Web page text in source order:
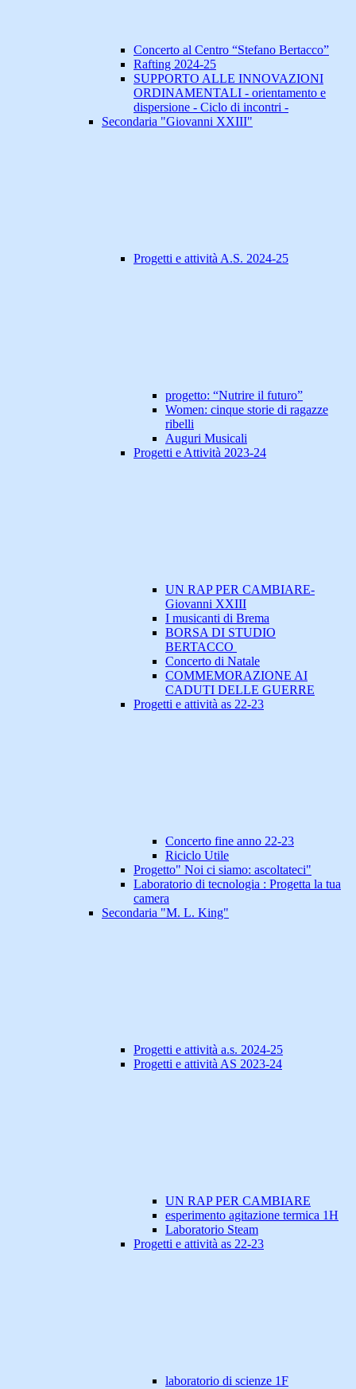
Concerto al Centro “Stefano Bertacco”
Rafting 2024-25
SUPPORTO ALLE INNOVAZIONI
ORDINAMENTALI - orientamento e
dispersione - Ciclo di incontri -
Secondaria "Giovanni XXIII"
Progetti e attività A.S. 2024-25
progetto: “Nutrire il futuro”
Women: cinque storie di ragazze
ribelli
Auguri Musicali
Progetti e Attività 2023-24
UN RAP PER CAMBIARE-
Giovanni XXIII
I musicanti di Brema
BORSA DI STUDIO
BERTACCO
Concerto di Natale
COMMEMORAZIONE AI
CADUTI DELLE GUERRE
Progetti e attività as 22-23
Concerto fine anno 22-23
Riciclo Utile
Progetto" Noi ci siamo: ascoltateci"
Laboratorio di tecnologia : Progetta la tua
camera
Secondaria "M. L. King"
Progetti e attività a.s. 2024-25
Progetti e attività AS 2023-24
UN RAP PER CAMBIARE
esperimento agitazione termica 1H
Laboratorio Steam
Progetti e attività as 22-23
laboratorio di scienze 1F